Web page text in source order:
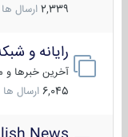
2,339 ارسال ها
رایانه و شبکه
آخرین خبرها و
6,045 ارسال ها